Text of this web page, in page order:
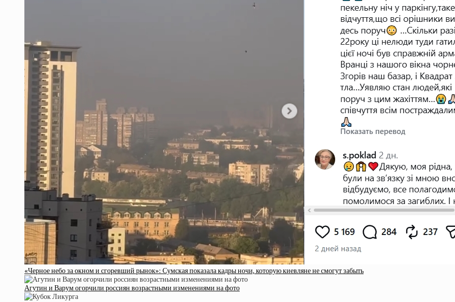
«Черное небо за окном и сгоревший рынок»: Сумская показала кадры ночи, которую киевляне не смогут забыть
Агутин и Варум огорчили россиян возрастными изменениями на фото